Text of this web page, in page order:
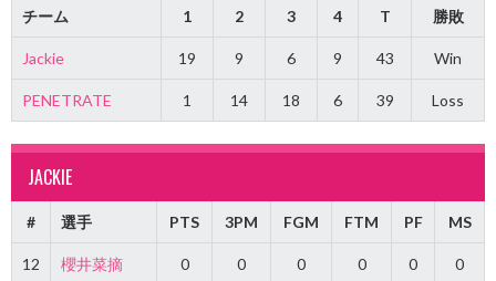
チーム 1 2 3 4 T 勝敗
Jackie 19 9 6 9 43 Win
PENETRATE 1 14 18 6 39 Loss
JACKIE
# 選手 PTS 3PM FGM FTM PF MS
12 櫻井菜摘 0 0 0 0 0 0